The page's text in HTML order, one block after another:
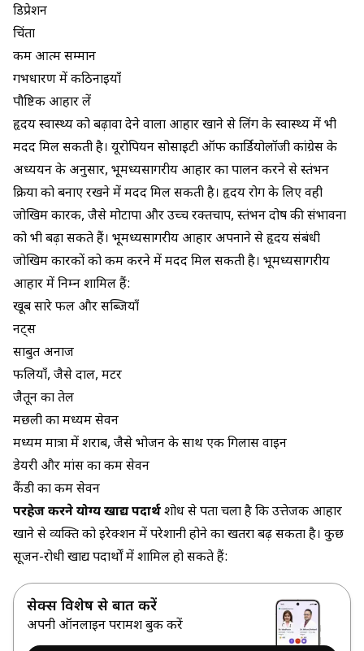
डिप्रेशन
चिंता
कम आत्म सम्मान
गर्भधारण में कठिनाइयाँ
पौष्टिक आहार लें
हृदय स्वास्थ्य को बढ़ावा देने वाला आहार खाने से लिंग के स्वास्थ्य में भी
मदद मिल सकती है। यूरोपियन सोसाइटी ऑफ कार्डियोलॉजी कांग्रेस के
अध्ययन के अनुसार, भूमध्यसागरीय आहार का पालन करने से स्तंभन
क्रिया को बनाए रखने में मदद मिल सकती है। हृदय रोग के लिए वही
जोखिम कारक, जैसे मोटापा और उच्च रक्तचाप, स्तंभन दोष की संभावना
को भी बढ़ा सकते हैं। भूमध्यसागरीय आहार अपनाने से हृदय संबंधी
जोखिम कारकों को कम करने में मदद मिल सकती है। भूमध्यसागरीय
आहार में निम्न शामिल हैं:
खूब सारे फल और सब्जियाँ
नट्स
साबुत अनाज
फलियाँ, जैसे दाल, मटर
जैतून का तेल
मछली का मध्यम सेवन
मध्यम मात्रा में शराब, जैसे भोजन के साथ एक गिलास वाइन
डेयरी और मांस का कम सेवन
कैंडी का कम सेवन
परहेज करने योग्य खाद्य पदार्थशोध से पता चला है कि उत्तेजक आहार
खाने से व्यक्ति को इरेक्शन में परेशानी होने का खतरा बढ़ सकता है। कुछ
सूजन-रोधी खाद्य पदार्थों में शामिल हो सकते हैं:
सेक्स विशेषज्ञ से बात करें
अपनी ऑनलाइन परामर्श बुक करें